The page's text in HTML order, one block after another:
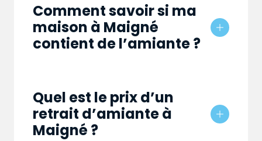
Comment savoir si ma
maison à Maigné
contient de l’amiante ?
Quel est le prix d’un
retrait d’amiante à
Maigné ?